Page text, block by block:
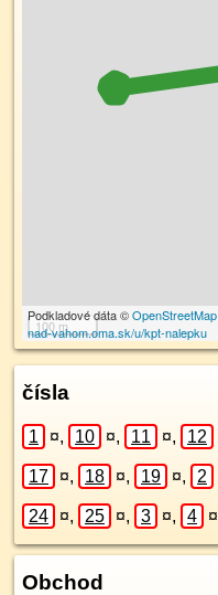
100 m
Podkladové dáta ©OpenStreetMap
nad-vahom.oma.sk/u/kpt-nalepku
čísla
1 ¤, 10 ¤, 11 ¤, 12
17 ¤, 18 ¤, 19 ¤, 2
24 ¤, 25 ¤, 3 ¤, 4 ¤
Obchod